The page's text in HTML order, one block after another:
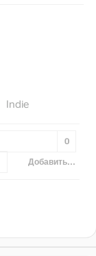
Indie
0
Добавить...